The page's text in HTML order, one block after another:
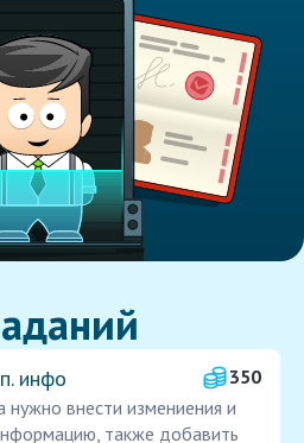
инфо
350
нужно внести измениения и
также добавить